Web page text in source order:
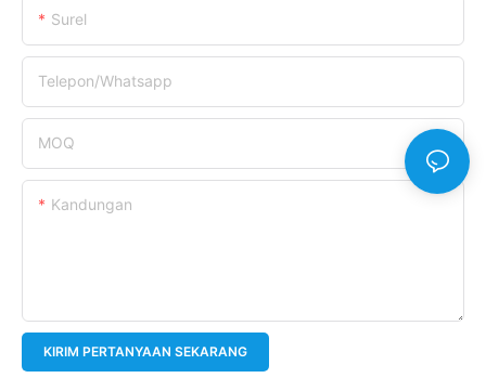
Surel
Telepon/whatsapp
MOQ
Kandungan
KIRIM PERTANYAAN SEKARANG